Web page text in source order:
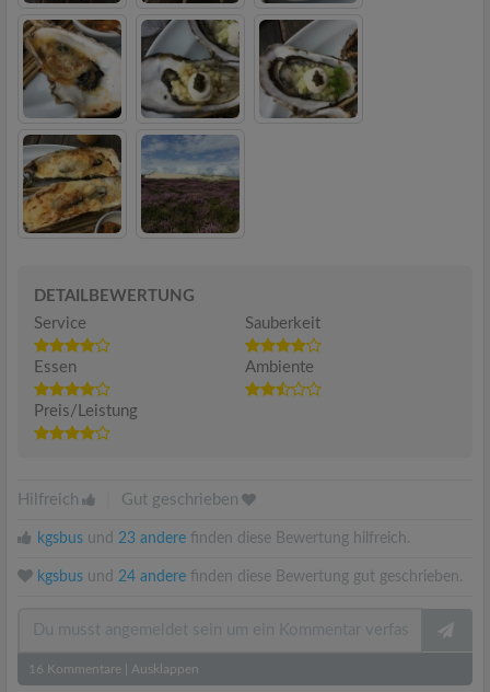
DETAILBEWERTUNG
Service
Sauberkeit
Essen Ambiente
Preis/Leistung
Hilfreich Gut geschrieben
kgsbus und 23 andere finden diese Bewertung hilfreich.
kgsbus und 24 andere finden diese Bewertung gut geschrieben.
16 Kommentare Ausklappen